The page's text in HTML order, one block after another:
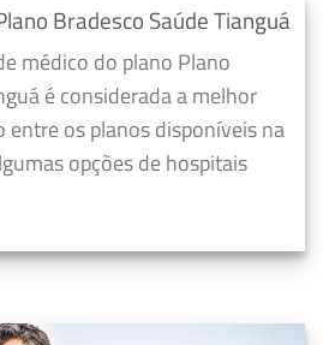
Bradesco Saúde Tianguá
médico do plano Plano
é considerada a melhor
os planos disponíveis na
opções de hospitais